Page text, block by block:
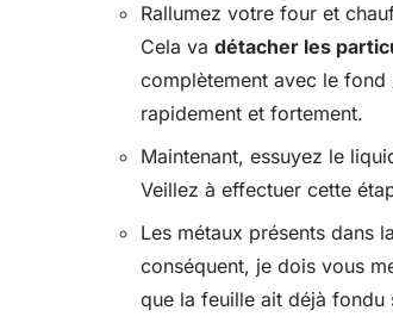
Rallumez votre four et
Cela va détacher les
complètement avec le fond
rapidement et fortement.
Maintenant, essuyez le
Veillez à effectuer cette
Les métaux présents dans
conséquent, je dois vous
que la feuille ait déjà fondu